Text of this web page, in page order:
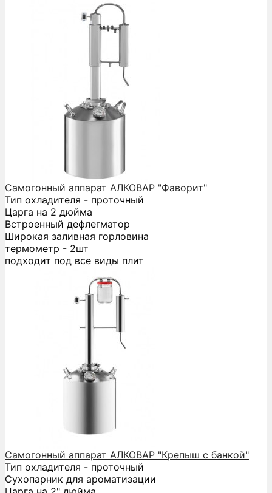
Самогонный аппарат АЛКОВАР "Фаворит"
Тип охладителя - проточный
Царга на 2 дюйма
Встроенный дефлегматор
Широкая заливная горловина
термометр - 2шт
подходит под все виды плит
Самогонный аппарат АЛКОВАР "Крепыш с банкой"
Тип охладителя - проточный
Сухопарник для ароматизации